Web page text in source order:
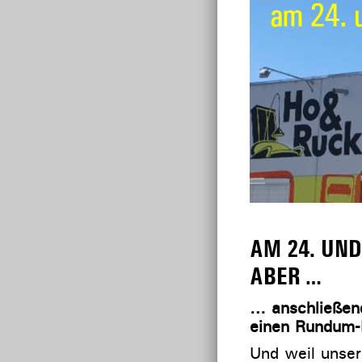
AM 24.
ABER …
…
einen
Und weil